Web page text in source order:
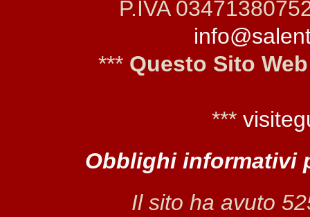
P.IVA
*** Questo Sito
***
Obblighi informativi
Il sito ha avuto